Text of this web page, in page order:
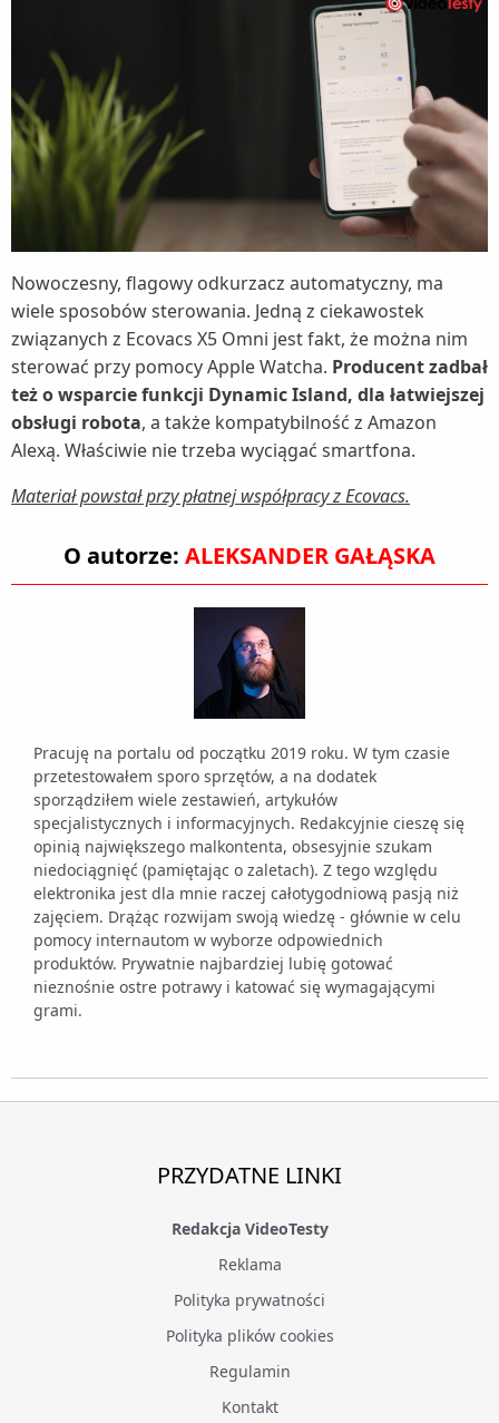
Nowoczesny, flagowy odkurzacz automatyczny, ma
wiele sposobów sterowania. Jedną z ciekawostek
związanych z Ecovacs X5 Omni jest fakt, że można nim
sterować przy pomocy Apple Watcha. Producent zadbał
też o wsparcie funkcji Dynamic Island, dla łatwiejszej
obsługi robota, a także kompatybilność z Amazon
Alexą. Właściwie nie trzeba wyciągać smartfona.
Materiał powstał przy płatnej współpracy z Ecovacs.
O autorze: ALEKSANDER GAŁĄSKA
Pracuję na portalu od początku 2019 roku. W tym czasie
przetestowałem sporo sprzętów, a na dodatek
sporządziłem wiele zestawień, artykułów
specjalistycznych i informacyjnych. Redakcyjnie cieszę się
opinią największego malkontenta, obsesyjnie szukam
niedociągnięć (pamiętając o zaletach). Z tego względu
elektronika jest dla mnie raczej całotygodniową pasją niż
zajęciem. Drążąc rozwijam swoją wiedzę - głównie w celu
pomocy internautom w wyborze odpowiednich
produktów. Prywatnie najbardziej lubię gotować
nieznośnie ostre potrawy i katować się wymagającymi
grami.
PRZYDATNE LINKI
Redakcja VideoTesty
Reklama
Polityka prywatności
Polityka plików cookies
Regulamin
Kontakt